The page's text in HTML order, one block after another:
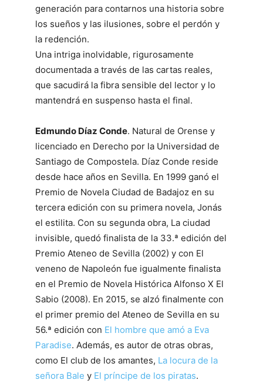
generación para contarnos una historia sobre
los sueños y las ilusiones, sobre el perdón y
la redención.
Una intriga inolvidable, rigurosamente
documentada a través de las cartas reales,
que sacudirá la fibra sensible del lector y lo
mantendrá en suspenso hasta el final.
Edmundo Díaz Conde. Natural de Orense y
licenciado en Derecho por la Universidad de
Santiago de Compostela. Díaz Conde reside
desde hace años en Sevilla. En 1999 ganó el
Premio de Novela Ciudad de Badajoz en su
tercera edición con su primera novela, Jonás
el estilita. Con su segunda obra, La ciudad
invisible, quedó finalista de la 33.ª edición del
Premio Ateneo de Sevilla (2002) y con El
veneno de Napoleón fue igualmente finalista
en el Premio de Novela Histórica Alfonso X El
Sabio (2008). En 2015, se alzó finalmente con
el primer premio del Ateneo de Sevilla en su
56.ª edición con El hombre que amó a Eva
Paradise. Además, es autor de otras obras,
como El club de los amantes, La locura de la
señora Bale y El príncipe de los piratas.